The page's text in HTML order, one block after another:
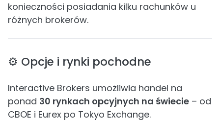
konieczności posiadania kilku rachunków u
różnych brokerów.
⚙️ Opcje i rynki pochodne
Interactive Brokers umożliwia handel na
ponad 30 rynkach opcyjnych na świecie – od
CBOE i Eurex po Tokyo Exchange.